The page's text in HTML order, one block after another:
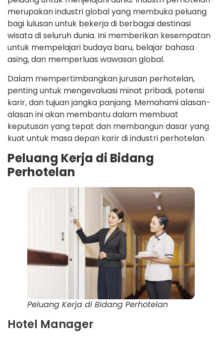
merupakan industri global yang membuka peluang
bagi lulusan untuk bekerja di berbagai destinasi
wisata di seluruh dunia. Ini memberikan kesempatan
untuk mempelajari budaya baru, belajar bahasa
asing, dan memperluas wawasan global.
Dalam mempertimbangkan jurusan perhotelan,
penting untuk mengevaluasi minat pribadi, potensi
karir, dan tujuan jangka panjang. Memahami alasan-
alasan ini akan membantu dalam membuat
keputusan yang tepat dan membangun dasar yang
kuat untuk masa depan karir di industri perhotelan.
Peluang Kerja di Bidang
Perhotelan
Peluang Kerja di Bidang Perhotelan
Hotel Manager